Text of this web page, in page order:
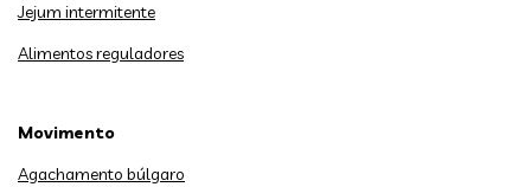
Jejum intermitente
Alimentos reguladores
Movimento
Agachamento búlgaro